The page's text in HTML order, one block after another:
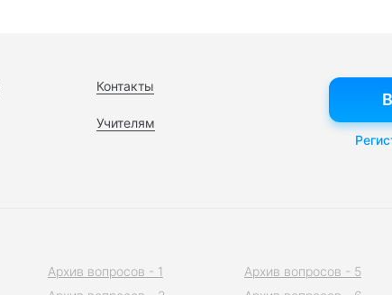
Контакты
Учителям
Архив вопросов - 1
Архив вопросов - 5